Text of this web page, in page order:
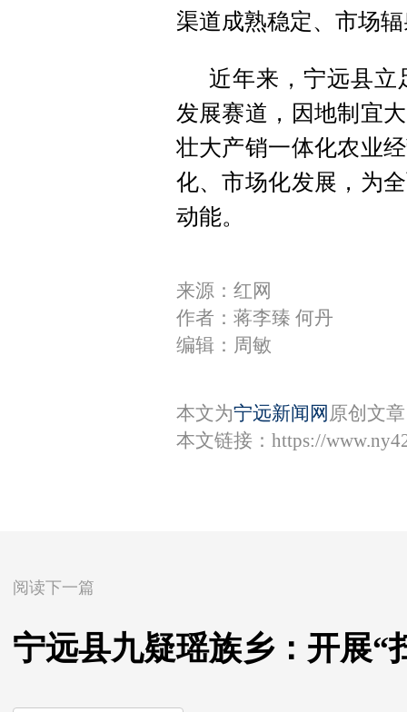
渠道成熟稳定、市场
近年来，宁远县立
发展赛道，因地制宜
壮大产销一体化农业
化、市场化发展，为
动能。
来源：红网
作者：蒋李臻 何丹
编辑：周敏
本文为宁远新闻网 原创文
本文链接： https://
阅读下一篇
宁远县九疑瑶族乡：开展“